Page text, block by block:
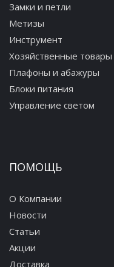
Замки и петли
Метизы
Инструмент
Хозяйственные товары
Плафоны и абажуры
Блоки питания
Управление светом
ПОМОЩЬ
О Компании
Новости
Статьи
Акции
Доставка